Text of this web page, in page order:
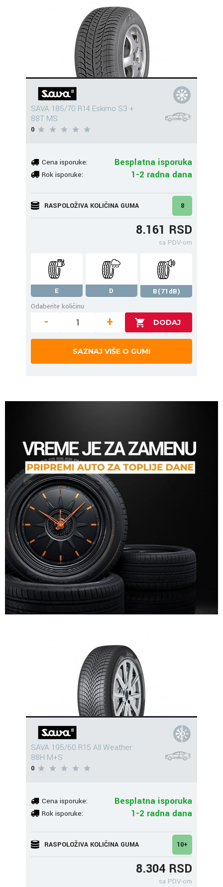
SAVA 185/70 R14 Eskimo S3 +
88T MS
0
Cena isporuke: Besplatna isporuka
Rok isporuke: 1-2 radna dana
RASPOLOŽIVA KOLIČINA GUMA 8
8.161 RSD
sa PDV-om
E D
B(71dB)
Odaberite količinu
- +
SAZNAJ VIŠE O GUMI
SAVA 195/60 R15 All Weather
88H M+S
0
Cena isporuke: Besplatna isporuka
Rok isporuke: 1-2 radna dana
RASPOLOŽIVA KOLIČINA GUMA 10+
8.304 RSD
sa PDV-om